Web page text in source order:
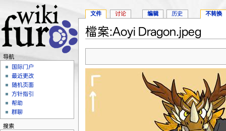
檔案:Aoyi Dragon.jpeg
文件 讨论 编辑 历史 不转换
导航
国际门户
最近更改
随机页面
方针指引
帮助
群聊
搜索